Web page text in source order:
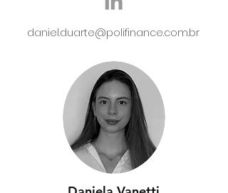
daniel.duarte@polifinance.com.br